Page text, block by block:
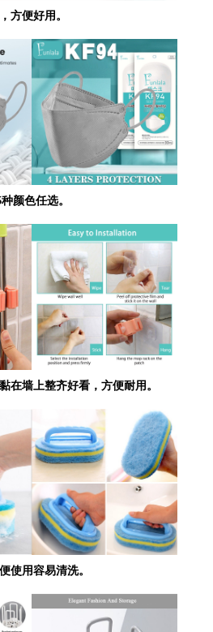
方便好用。
颜色任选。
在墙上整齐好看，方便耐用。
使用容易清洗。